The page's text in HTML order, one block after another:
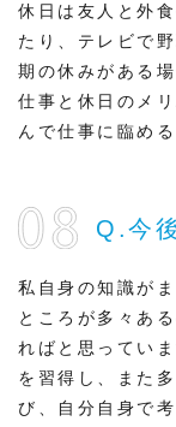
休日は友人と外
たり、テレビで
期の休みがある
仕事と休日のメ
んで仕事に臨め
Q.今
私自身の知識が
ところが多々あ
ればと思ってい
を習得し、また
び、自分自身で